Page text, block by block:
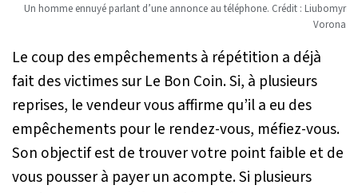
Un homme ennuyé parlant d’une annonce au téléphone. Crédit : Liubomyr
Vorona
Le coup des empêchements à répétition a déjà
fait des victimes sur Le Bon Coin. Si, à plusieurs
reprises, le vendeur vous affirme qu’il a eu des
empêchements pour le rendez-vous, méfiez-vous.
Son objectif est de trouver votre point faible et de
vous pousser à payer un acompte. Si plusieurs